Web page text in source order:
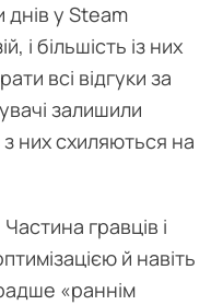
днів у Steam
і більшість із них
всі відгуки за
залишили
з них схиляються на
гравців і
й навіть
«раннім